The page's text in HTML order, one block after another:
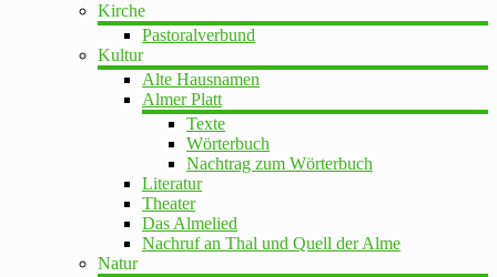
Kirche
Pastoralverbund
Kultur
Alte Hausnamen
Almer Platt
Texte
Wörterbuch
Nachtrag zum Wörterbuch
Literatur
Theater
Das Almelied
Nachruf an Thal und Quell der Alme
Natur